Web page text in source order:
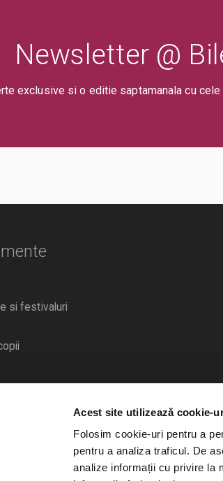
Acest site utilizează cookie-
Folosim cookie-uri pentru a
pentru a analiza traficul. De
analize informații cu privire la
Newsletter @
exclusive si o editie saptamanala cu cele
si festivaluri
evenimentelor